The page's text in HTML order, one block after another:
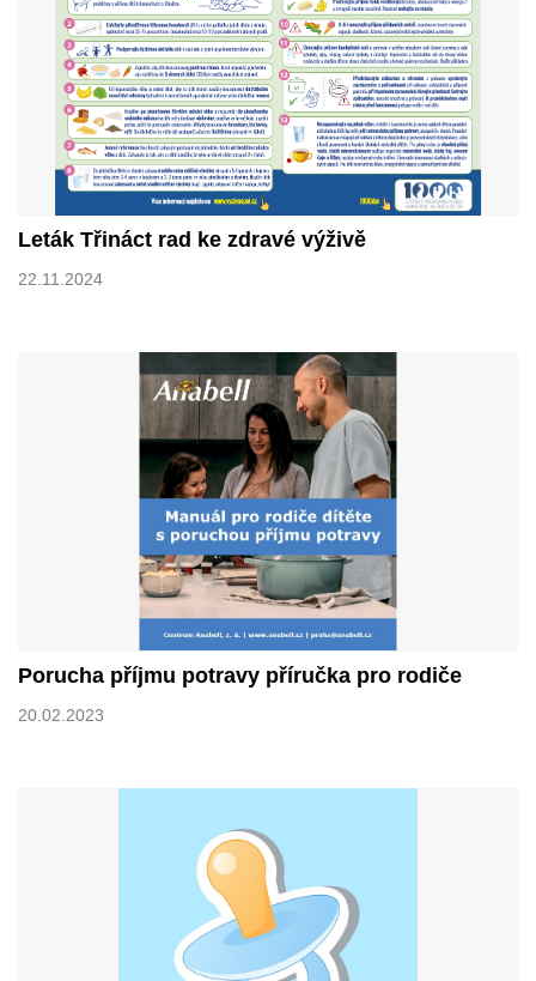
Leták Třináct rad ke zdravé výživě
22.11.2024
Porucha příjmu potravy příručka pro rodiče
20.02.2023